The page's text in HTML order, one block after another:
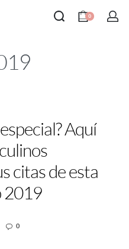
0
Aquí
citas de esta
2019
0